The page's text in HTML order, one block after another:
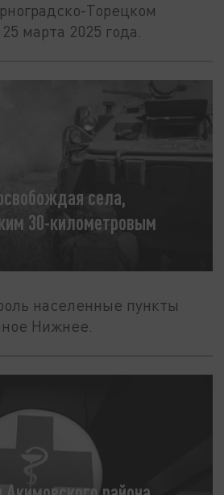
Торецком
марта 2025 года.
села,
30-километровым
населенные пункты
Нижнее.